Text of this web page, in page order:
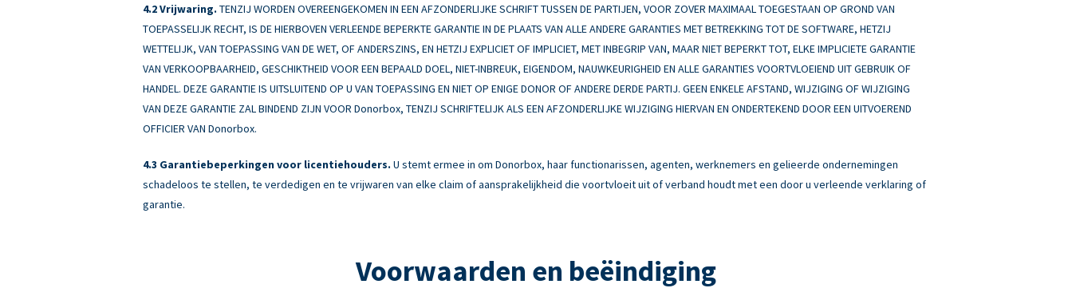
Vrijwaring. TENZIJ WORDEN OVEREENGEKOMEN IN EEN AFZONDERLIJKE SCHRIFT TUSSEN DE PARTIJEN, VOOR ZOVER MAXIMAAL TOEGESTAAN OP GROND VAN
TOEPASSELIJK RECHT, IS DE HIERBOVEN VERLEENDE BEPERKTE GARANTIE IN DE PLAATS VAN ALLE ANDERE GARANTIES MET BETREKKING TOT DE SOFTWARE, HETZIJ
WETTELIJK, VAN TOEPASSING VAN DE WET, OF ANDERSZINS, EN HETZIJ EXPLICIET OF IMPLICIET, MET INBEGRIP VAN, MAAR NIET BEPERKT TOT, ELKE IMPLICIETE GARANTIE
VAN VERKOOPBAARHEID, GESCHIKTHEID VOOR EEN BEPAALD DOEL, NIET-INBREUK, EIGENDOM, NAUWKEURIGHEID EN ALLE GARANTIES VOORTVLOEIEND UIT GEBRUIK OF
HANDEL. DEZE GARANTIE IS UITSLUITEND OP U VAN TOEPASSING EN NIET OP ENIGE DONOR OF ANDERE DERDE PARTIJ. GEEN ENKELE AFSTAND, WIJZIGING OF WIJZIGING
VAN DEZE GARANTIE ZAL BINDEND ZIJN VOOR Donorbox, TENZIJ SCHRIFTELIJK ALS EEN AFZONDERLIJKE WIJZIGING HIERVAN EN ONDERTEKEND DOOR EEN UITVOEREND
OFFICIER VAN Donorbox.
Garantiebeperkingen voor licentiehouders. U stemt ermee in om Donorbox, haar functionarissen, agenten, werknemers en gelieerde ondernemingen
schadeloos te stellen, te verdedigen en te vrijwaren van elke claim of aansprakelijkheid die voortvloeit uit of verband houdt met een door u verleende verklaring of
garantie.
Voorwaarden en beëindiging